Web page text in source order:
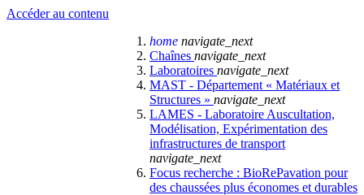
Accéder au contenu
home navigate_next
Chaînes navigate_next
Laboratoires navigate_next
MAST - Département « Matériaux et
Structures » navigate_next
LAMES - Laboratoire Auscultation,
Modélisation, Expérimentation des
infrastructures de transport
navigate_next
Focus recherche : BioRePavation pour
des chaussées plus économes et durables